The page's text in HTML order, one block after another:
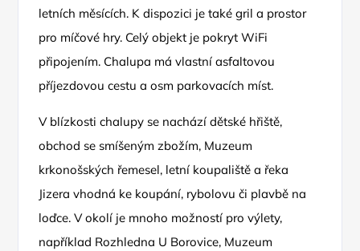
letních měsících. K dispozici je také gril a prostor
pro míčové hry. Celý objekt je pokryt WiFi
připojením. Chalupa má vlastní asfaltovou
příjezdovou cestu a osm parkovacích míst.
V blízkosti chalupy se nachází dětské hřiště,
obchod se smíšeným zbožím, Muzeum
krkonošských řemesel, letní koupaliště a řeka
Jizera vhodná ke koupání, rybolovu či plavbě na
loďce. V okolí je mnoho možností pro výlety,
například Rozhledna U Borovice, Muzeum